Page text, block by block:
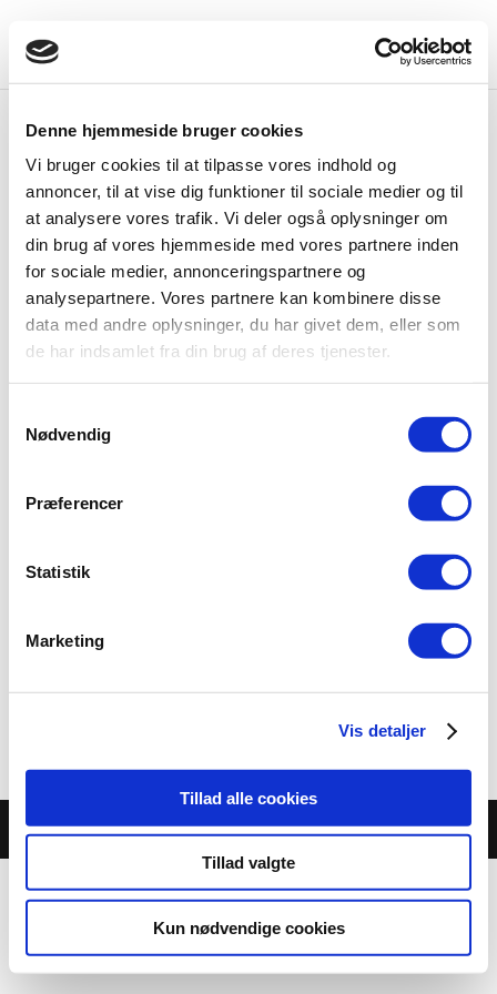
Denne hjemmeside bruger cookies
Vi bruger cookies til at tilpasse vores indhold og
annoncer, til at vise dig funktioner til sociale medier og til
at analysere vores trafik. Vi deler også oplysninger om
din brug af vores hjemmeside med vores partnere inden
for sociale medier, annonceringspartnere og
analysepartnere. Vores partnere kan kombinere disse
data med andre oplysninger, du har givet dem, eller som
de har indsamlet fra din brug af deres tjenester.
Nødvendig
Præferencer
Statistik
Marketing
Vis detaljer
Tillad alle cookies
Tillad valgte
Kun nødvendige cookies
Køb af nøgle
Ved at trykke på nedenstående knap kan du indkøbe
en nøgle, pris kr. 100,- som vil være din ejendom og
dit medlemsskabsbevis.
Når du har foretaget betalingen, får du udleveret din
nøglen i forbindelse med den obligatoriske
OBS: Vi har skiftet leverandør af nøgler og har derfor
kunne sænke prisen fra kr. 200,- til kr. 100,- med
Genkøb af nøgle
dette til os inden du køber en ny. Du kan ikke bestille
Hostet hosITL Webbureau